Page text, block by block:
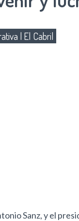
| El Cabril
Sanz, y el